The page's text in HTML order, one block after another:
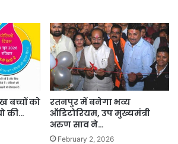
बच्चों को
की…
रतनपुर में बनेगा भव्य
ऑडिटोरियम, उप मुख्यमंत्री
अरुण साव ने…
February 2, 2026